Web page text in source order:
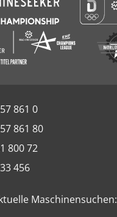
861 0
861 80
800 72
456
Maschinensuchen: